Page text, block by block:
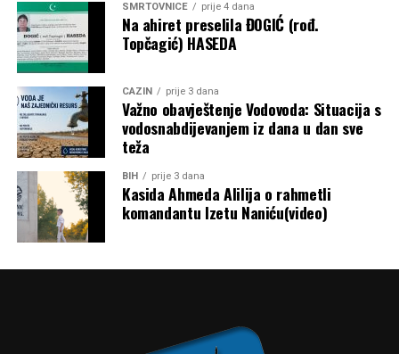
Post
Share
Tweet
Mail
SMRTOVNICE prije 4 dana
Na ahiret preselila ĐOGIĆ (rođ.
Topčagić) HASEDA
CAZIN prije 3 dana
Važno obavještenje Vodovoda: Situacija s
vodosnabdijevanjem iz dana u dan sve
teža
BIH prije 3 dana
Kasida Ahmeda Alilija o rahmetli
komandantu Izetu Naniću(video)